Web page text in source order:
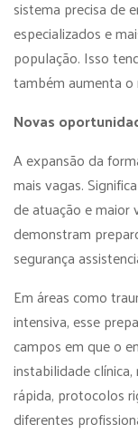
sistema precisa de
especializados e
população. Isso
também aumenta o
Novas
A expansão da
mais vagas.
de atuação e maior
demonstram
segurança
Em áreas como
intensiva, esse
campos em que o
instabilidade
rápida, protocolos
diferentes